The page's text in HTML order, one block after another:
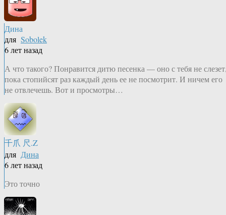
Дина
для Sobolek
6 лет назад
А что такого? Понравится дитю песенка — оно с тебя не
пока стопийсят раз каждый день ее не посмотрит. И ничем его
не отвлечешь. Вот и просмотры…
千爪 尺.Z
для Дина
6 лет назад
Это точно